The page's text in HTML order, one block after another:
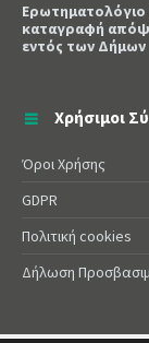
Ερωτηματολόγιο
καταγραφή
εντός των Δήμων
Χρήσιμοι
Όροι Χρήσης
GDPR
Πολιτική cookies
Δήλωση